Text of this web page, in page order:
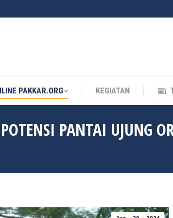
PAKKAR.ORG KEGIATAN
PANTAI UJUNG
PAKKAR.ORG KEGIATAN